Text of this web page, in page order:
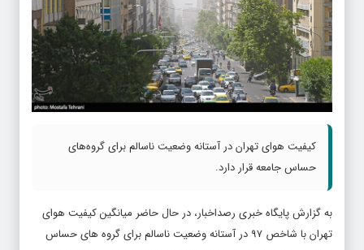
کیفیت هوای تهران در آستانه وضعیت ناسالم برای گروه‌های
حساس جامعه قرار دارد.
به گزارش پایگاه خبری رصداخبار، در حال حاضر میانگین کیفیت هوای
تهران با شاخص ۹۷ در آستانه وضعیت ناسالم برای گروه های حساس